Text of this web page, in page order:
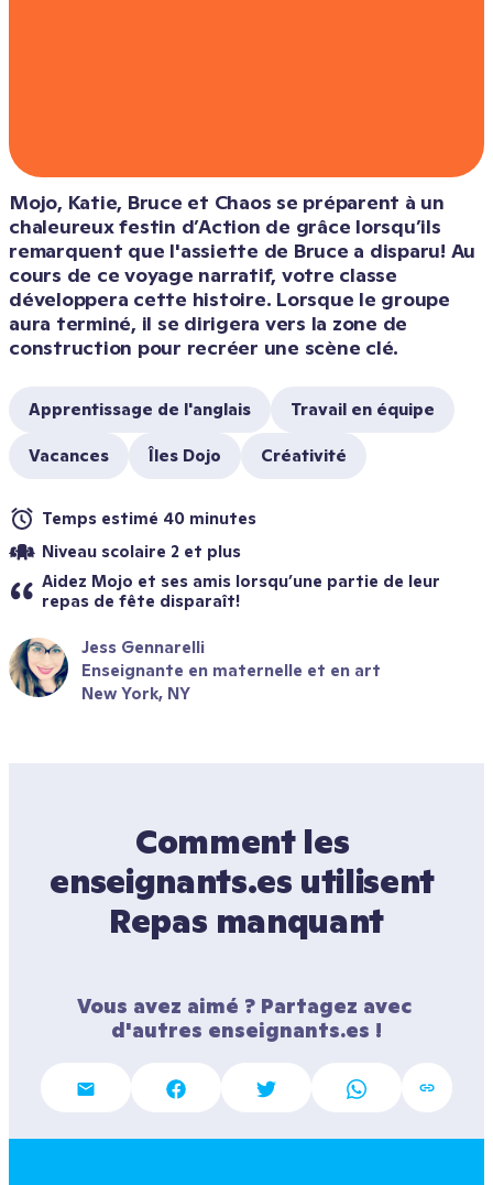
Mojo, Katie, Bruce et Chaos se préparent à un
chaleureux festin d’Action de grâce lorsqu’ils
remarquent que l'assiette de Bruce a disparu! Au
cours de ce voyage narratif, votre classe
développera cette histoire. Lorsque le groupe
aura terminé, il se dirigera vers la zone de
construction pour recréer une scène clé.
Apprentissage de l'anglais Travail en équipe
Vacances Îles Dojo Créativité
Temps estimé 40 minutes
Niveau scolaire 2 et plus
Aidez Mojo et ses amis lorsqu’une partie de leur
repas de fête disparaît!
Jess Gennarelli
Enseignante en maternelle et en art
New York, NY
Comment les
enseignants.es utilisent
Repas manquant
Vous avez aimé ? Partagez avec
d'autres enseignants.es !